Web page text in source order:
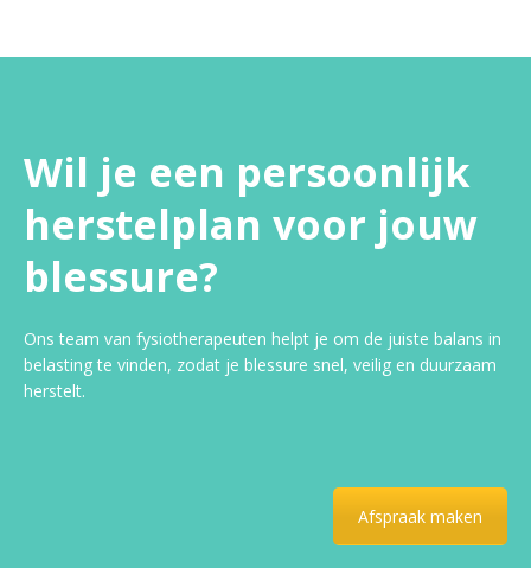
Wil je een persoonlijk
herstelplan voor jouw
blessure?
Ons team van fysiotherapeuten helpt je om de juiste balans in
belasting te vinden, zodat je blessure snel, veilig en duurzaam
herstelt.
Afspraak maken